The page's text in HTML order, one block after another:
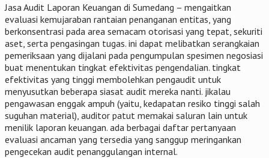
Jasa Audit Laporan Keuangan di Sumedang – mengaitkan
evaluasi kemujaraban rantaian penanganan entitas, yang
berkonsentrasi pada area semacam otorisasi yang tepat, sekuriti
aset, serta pengasingan tugas. ini dapat melibatkan serangkaian
pemeriksaan yang dijalani pada pengumpulan spesimen negosiasi
buat menentukan tingkat efektivitas pengendalian. tingkat
efektivitas yang tinggi membolehkan pengaudit untuk
menyusutkan beberapa siasat audit mereka nanti. jikalau
pengawasan enggak ampuh (yaitu, kedapatan resiko tinggi salah
suguhan material), auditor patut memakai saluran lain untuk
menilik laporan keuangan. ada berbagai daftar pertanyaan
evaluasi ancaman yang tersedia yang sanggup meringankan
pengecekan audit penanggulangan internal.